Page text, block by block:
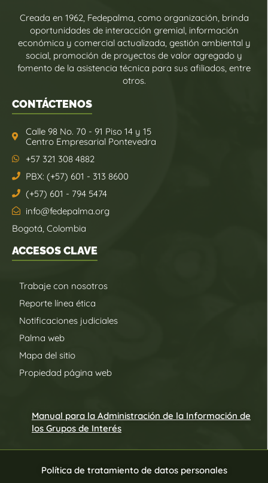
Creada en 1962, Fedepalma, como organización, brinda
oportunidades de interacción gremial, información
económica y comercial actualizada, gestión ambiental y
social, promoción de proyectos de valor agregado y
fomento de la asistencia técnica para sus afiliados, entre
otros.
CONTÁCTENOS
Calle 98 No. 70 - 91 Piso 14 y 15
Centro Empresarial Pontevedra
+57 321 308 4882
PBX: (+57) 601 - 313 8600
(+57) 601 - 794 5474
info@fedepalma.org
Bogotá, Colombia
ACCESOS CLAVE
Trabaje con nosotros
Reporte línea ética
Notificaciones judiciales
Palma web
Mapa del sitio
Propiedad página web
Manual para la Administración de la Información de
los Grupos de Interés
Política de tratamiento de datos personales